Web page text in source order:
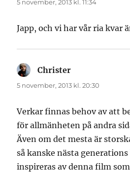
5 november, 2013 kl. 11:34
Japp, och vi har vår ria kvar
Christer
5 november, 2013 kl. 20:30
Verkar finnas behov av att
för allmänheten på andra
Även om det mesta är
så kanske nästa
inspireras av denna film